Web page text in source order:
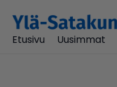
Etusivu
Uusimmat